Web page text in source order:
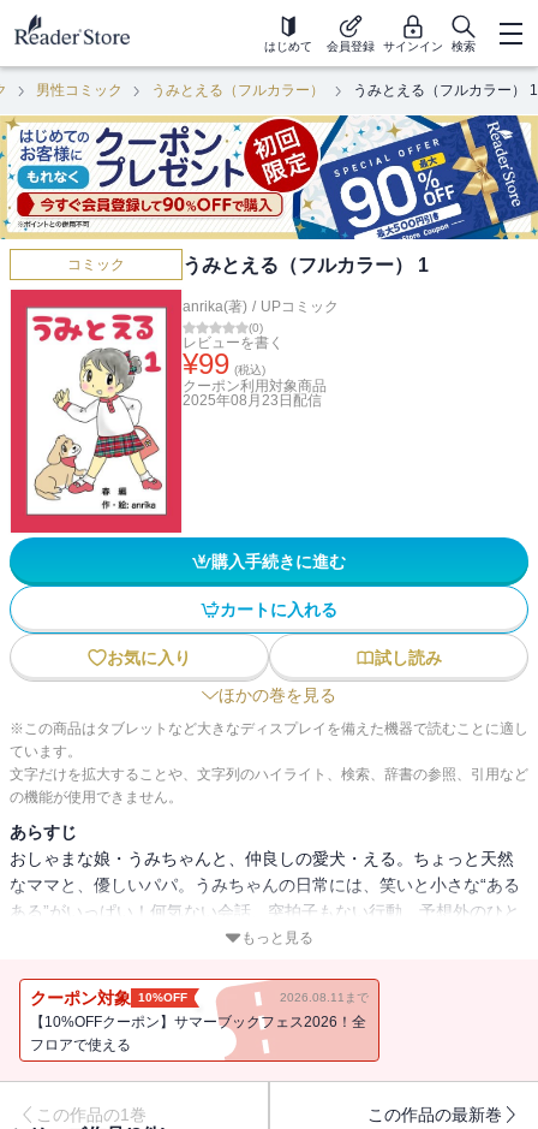
はじめて 会員登録 サインイン 検索
男性コミック うみとえる（フルカラー） うみとえる（フルカラー） 1
コミック うみとえる（フルカラー） 1
anrika(著) / UPコミック
(0)
レビューを書く
¥99 (税込)
クーポン利用対象商品
2025年08月23日 配信
購入手続きに進む
カートに入れる
お気に入り
試し読み
ほかの巻を見る
※この商品はタブレットなど大きなディスプレイを備えた機器で読むことに適し
ています。
文字だけを拡大することや、文字列のハイライト、検索、辞書の参照、引用など
の機能が使用できません。
あらすじ
おしゃまな娘・うみちゃんと、仲良しの愛犬・える。ちょっと天然
なママと、優しいパパ。うみちゃんの日常には、笑いと小さな“ある
ある”がいっぱい！何気ない会話、突拍子もない行動、予想外のひと
言・・・・・・子育て中の方は共感必至、そうでない方も心がほっ
ク。
もっと見る
クーポン対象 10%OFF 2026.08.11まで
【10%OFFクーポン】サマーブックフェス2026！全
フロアで使える
この作品の1巻 この作品の最新巻